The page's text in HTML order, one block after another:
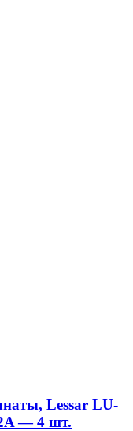
Lessar LU-
— 4 шт.